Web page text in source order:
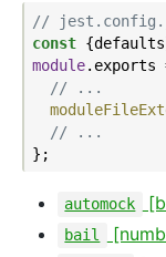
//
const
module.exports
// ...
// ...
automock
bail